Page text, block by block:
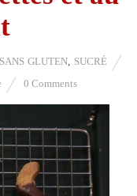
SANS GLUTEN SUCRÉ
0 Comments